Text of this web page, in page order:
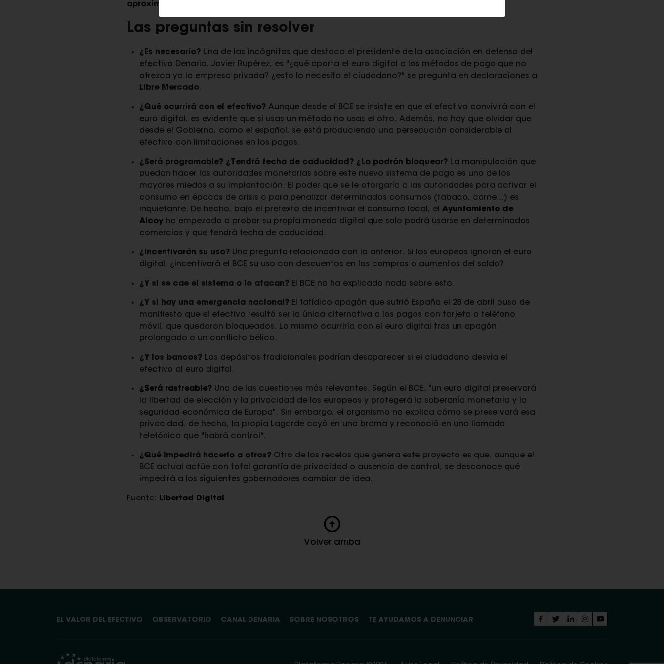
aproximadamente, de 320 millones de euros
Las preguntas sin resolver
¿Es necesario?Una de las incógnitas que destaca el presidente de la asociación en defensa del
efectivo Denaria, Javier Rupérez, es "¿qué aporta el euro digital a los métodos de pago que no
ofrezca ya la empresa privada? ¿esto lo necesita el ciudadano?" se pregunta en declaraciones a
Libre Mercado.
¿Qué ocurrirá con el efectivo?Aunque desde el BCE se insiste en que el efectivo convivirá con el
euro digital, es evidente que si usas un método no usas el otro. Además, no hay que olvidar que
desde el Gobierno, como el español, se está produciendo una persecución considerable al
efectivo con limitaciones en los pagos.
¿Será programable? ¿Tendrá fecha de caducidad? ¿Lo podrán bloquear?La manipulación que
puedan hacer las autoridades monetarias sobre este nuevo sistema de pago es uno de los
mayores miedos a su implantación. El poder que se le otorgaría a las autoridades para activar el
consumo en épocas de crisis o para penalizar determinados consumos (tabaco, carne...) es
inquietante. De hecho, bajo el pretexto de incentivar el consumo local, el Ayuntamiento de
Alcoyha empezado a probar su propia moneda digital que solo podrá usarse en determinados
comercios y que tendrá fecha de caducidad.
¿Incentivarán su uso?Una pregunta relacionada con la anterior. Si los europeos ignoran el euro
digital, ¿incentivará el BCE su uso con descuentos en las compras o aumentos del saldo?
¿Y si se cae el sistema o lo atacan?El BCE no ha explicado nada sobre esto.
¿Y si hay una emergencia nacional?El fatídico apagón que sufrió España el 28 de abril puso de
manifiesto que el efectivo resultó ser la única alternativa a los pagos con tarjeta o teléfono
móvil, que quedaron bloqueados. Lo mismo ocurriría con el euro digital tras un apagón
prolongado o un conflicto bélico.
¿Y los bancos?Los depósitos tradicionales podrían desaparecer si el ciudadano desvía el
efectivo al euro digital.
¿Será rastreable?Una de las cuestiones más relevantes. Según el BCE, "un euro digital preservará
la libertad de elección y la privacidad de los europeos y protegerá la soberanía monetaria y la
seguridad económica de Europa". Sin embargo, el organismo no explica cómo se preservará esa
privacidad, de hecho, la propia Lagarde cayó en una broma y reconoció en una llamada
telefónica que "habrá control".
¿Qué impedirá hacerlo a otros?Otro de los recelos que genera este proyecto es que, aunque el
BCE actual actúe con total garantía de privacidad o ausencia de control, se desconoce qué
impedirá a los siguientes gobernadores cambiar de idea.
Fuente: Libertad Digital
Volver arriba
EL VALOR DEL EFECTIVO OBSERVATORIO CANAL DENARIA SOBRE NOSOTROS TE AYUDAMOS A DENUNCIAR